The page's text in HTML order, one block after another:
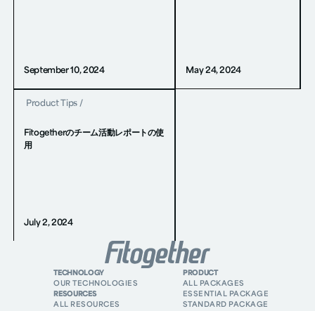
September 10, 2024 May 24, 2024
Product Tips /
Fitogetherのチーム活動レポートの使
用
July 2, 2024
TECHNOLOGY
OUR TECHNOLOGIES
RESOURCES
ALL RESOURCES
PRODUCT
ALL PACKAGES
ESSENTIAL PACKAGE
STANDARD PACKAGE